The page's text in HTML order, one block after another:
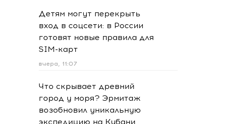
Детям могут перекрыть
вход в соцсети: в России
готовят новые правила для
SIM-карт
вчера, 11:07
Что скрывает древний
город у моря? Эрмитаж
возобновил уникальную
экспедицию на Кубани